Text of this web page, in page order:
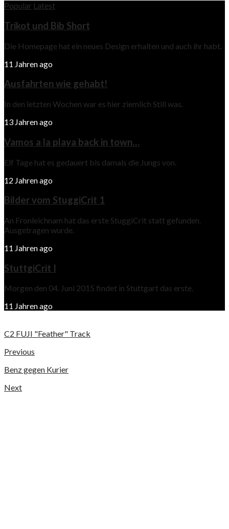
Popular Latest
Trikot und Bib Short
Die Homepage hat ein neues Design erhalten und auch ihr habt.
11 Jahren ago
Ausfahrten wie gehabt!
In den letzten Wochen war es hier ziemlich Still was.
13 Jahren ago
Vamos a la playa back in town…
Elf Tage hat es gedauert bis damals die Jungs von.
12 Jahren ago
Bilder vom StuggiCrit 1
An Fronleichnam hat das erste StuggiCrit statt gefunden.
Ausgetragen wurde.
11 Jahren ago
StuttgiCrit I
Morgen den 04. Juni 2015 findet in Stuttgart das erste.
11 Jahren ago
C2 FUJI "Feather" Track
Previous
Benz gegen Kurier
Next